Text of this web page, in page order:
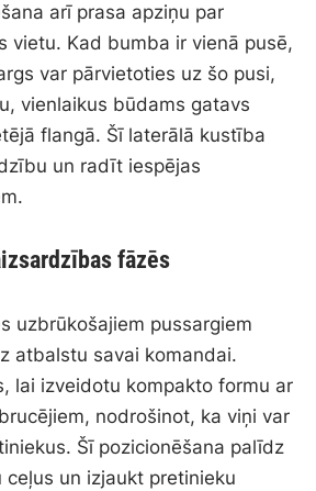
arī prasa apziņu par
vietu. Kad bumba ir vienā pusē,
var pārvietoties uz šo pusi,
vienlaikus būdams gatavs
flangā. Šī laterālā kustība
un radīt iespējas
fāzēs
uzbrūkošajiem pussargiem
atbalstu savai komandai.
lai izveidotu kompakto formu ar
nodrošinot, ka viņi var
Šī pozicionēšana palīdz
un izjaukt pretinieku